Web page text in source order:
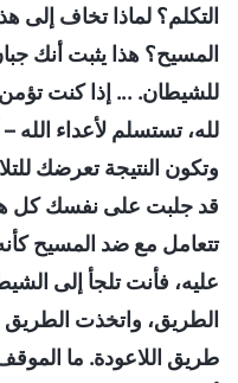
التكلم؟ لماذا تخاف إلى
المسيح؟ هذا يثبت أنك
للشيطان. ... إذا كنت
لله، تستسلم لأعداء الله
وتكون النتيجة تعرضك
قد جلبت على نفسك كل
تتعامل مع ضد المسيح
عليه، فأنت تلجأ إلى
الطريق، واتخذت
طريق اللاعودة. ما